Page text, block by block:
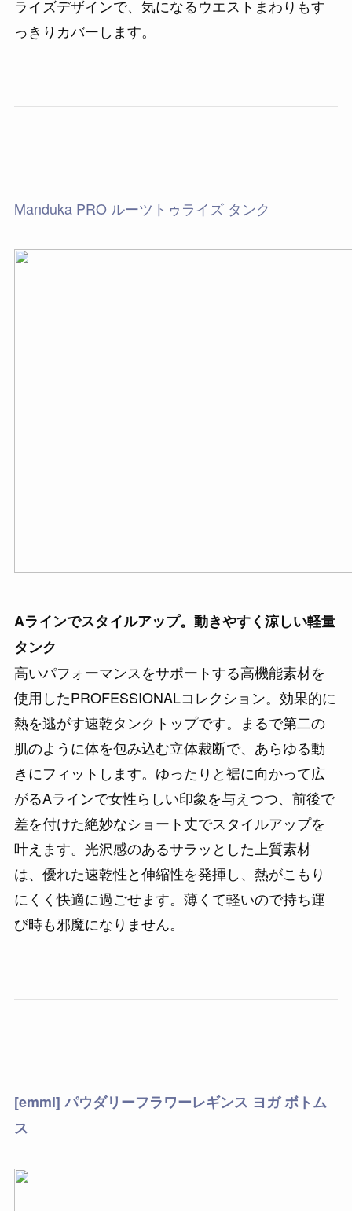
ライズデザインで、気になるウエストまわりもす
っきりカバーします。
Manduka PRO ルーツトゥライズ タンク
Aラインでスタイルアップ。動きやすく涼しい軽量
タンク
高いパフォーマンスをサポートする高機能素材を
使用したPROFESSIONALコレクション。効果的に
熱を逃がす速乾タンクトップです。まるで第二の
肌のように体を包み込む立体裁断で、あらゆる動
きにフィットします。ゆったりと裾に向かって広
がるAラインで女性らしい印象を与えつつ、前後で
差を付けた絶妙なショート丈でスタイルアップを
叶えます。光沢感のあるサラッとした上質素材
は、優れた速乾性と伸縮性を発揮し、熱がこもり
にくく快適に過ごせます。薄くて軽いので持ち運
び時も邪魔になりません。
[emmi] パウダリーフラワーレギンス ヨガ ボトム
ス